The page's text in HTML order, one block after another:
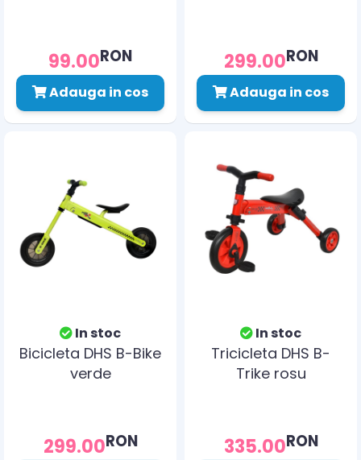
99.00RON
Adauga in cos
299.00RON
Adauga in cos
In stoc
Bicicleta DHS B-Bike
verde
299.00RON
In stoc
Tricicleta DHS B-
Trike rosu
335.00RON